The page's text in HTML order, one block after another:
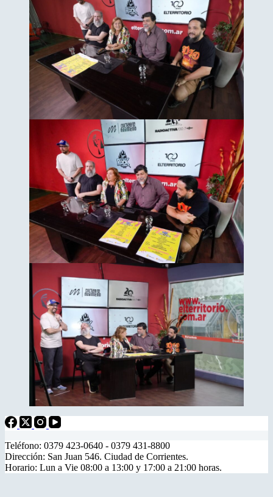
Teléfono: 0379 423-0640 - 0379 431-8800
Dirección: San Juan 546. Ciudad de Corrientes.
Horario: Lun a Vie 08:00 a 13:00 y 17:00 a 21:00 horas.